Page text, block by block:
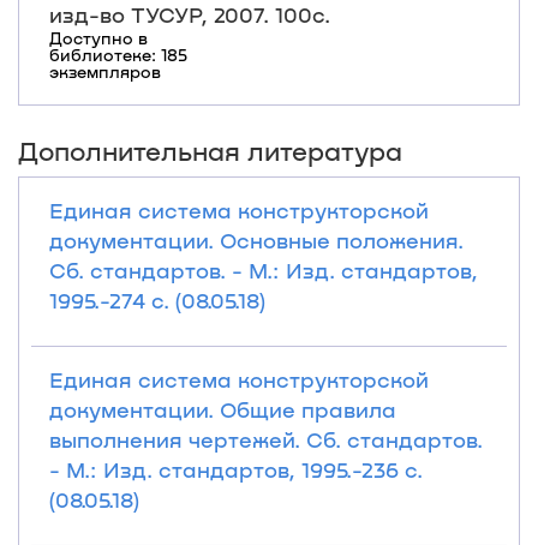
изд-во ТУСУР, 2007. 100с.
Доступно в
библиотеке: 185
экземпляров
Дополнительная литература
Единая система конструкторской
документации. Основные положения.
Сб. стандартов. - М.: Изд. стандартов,
1995.-274 с. (08.05.18)
Единая система конструкторской
документации. Общие правила
выполнения чертежей. Сб. стандартов.
- М.: Изд. стандартов, 1995.-236 с.
(08.05.18)